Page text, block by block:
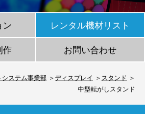
ン レンタル機材リスト
作 お問い合わせ
システム事業部 ディスプレイ
スタンド
中型転がしスタンド